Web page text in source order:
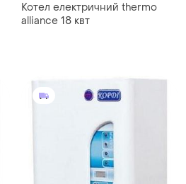
Котел електричний thermo
alliance 18 квт